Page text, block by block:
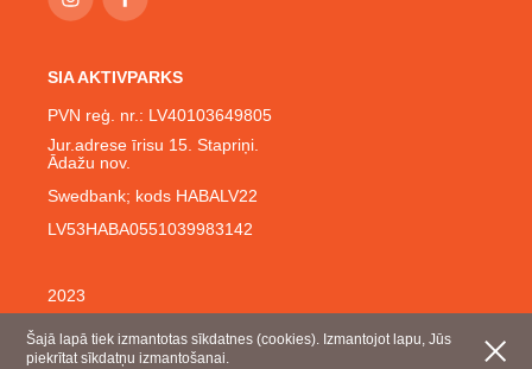
SIA AKTIVPARKS
PVN reģ. nr.: LV40103649805
Jur.adrese īrisu 15. Stapriņi.
Ādažu nov.
Swedbank; kods HABALV22
LV53HABA0551039983142
2023
Šajā lapā tiek izmantotas sīkdatnes (cookies). Izmantojot lapu, Jūs
piekrītat sīkdatņu izmantošanai.